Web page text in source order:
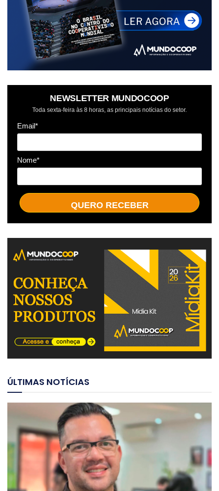
NEWSLETTER MUNDOCOOP
Toda sexta-feira às 8 horas, as principais notícias do setor.
Email*
Nome*
QUERO RECEBER
ÚLTIMAS NOTÍCIAS